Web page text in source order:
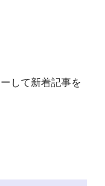
して新着記事を